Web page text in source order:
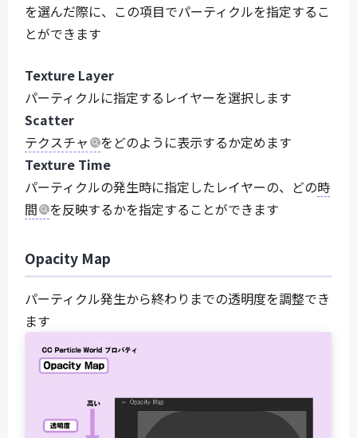
を選んだ際に、この項目でパーティクルを指定するこ
とができます
Texture Layer
パーティクルに指定するレイヤーを選択します
Scatter
テクスチャ
をどのように表示するか定めます
Texture Time
パーティクルの発生時に指定したレイヤーの、どの時
間
を反映するかを指定することができます
Opacity Map
パーティクル発生から終わりまでの透明度を調整でき
ます